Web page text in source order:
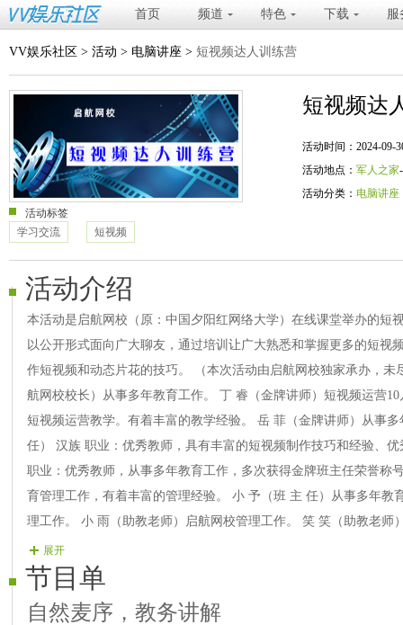
首页 频道 特色 下载 服
VV娱乐社区 > 活动 > 电脑讲座 > 短视频达人训练营
短视频达
活动时间：2024-09-
活动地点： 军人之家
活动分类： 电脑讲座
活动标签
学习交流
短视频
活动介绍
本活动是启航网校（原：中国夕阳红网络大学）在线课堂举办的短
以公开形式面向广大聊友，通过培训让广大熟悉和掌握更多的短视
作短视频和动态片花的技巧。 （本次活动由启航网校独家承办，
航网校校长）从事多年教育工作。 丁 睿（金牌讲师）短视频运营
短视频运营教学。有着丰富的教学经验。 岳 菲（金牌讲师）从事
任） 汉族 职业：优秀教师，具有丰富的短视频制作技巧和经验、
职业：优秀教师，从事多年教育工作，多次获得金牌班主任荣誉称
育管理工作，有着丰富的管理经验。 小 予（班 主 任）从事多年教
理工作。 小 雨（助教老师）启航网校管理工作。 笑 笑（助教老师
师）启航网校管理工作。
展开
节目单
自然麦序，教务讲解